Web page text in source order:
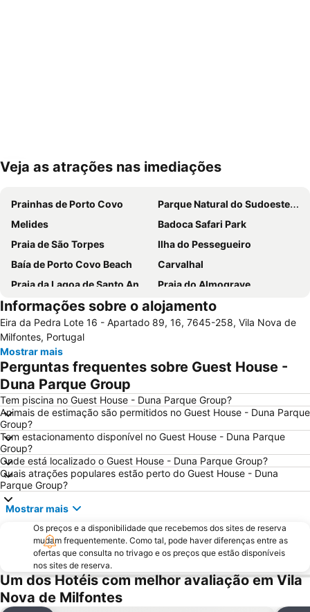
Ampliar mapa
Veja as atrações nas imediações
Prainhas de Porto Covo
Parque Natural do Sudoeste Alentejano e Costa Vicentina
Melides
Badoca Safari Park
Praia de São Torpes
Ilha do Pessegueiro
Baía de Porto Covo Beach
Carvalhal
Praia da Lagoa de Santo André
Praia do Almograve
Praia da Zambujeira do Mar
Praia de Odeceixe
Praia da Arrifana
Costa de Santo André Beach
Baiona Beach
Praia das Furnas
Ilha do Pessegueiro Beach
da Samoqueira
Cascatas de Vila Nova de Milfontes
Jardim Publico de Porto Covo
do Malhão
Skate Park
Moinho de Vento da Longueira
Vasco da Gama
Porto das Carretas
Mina de Ciência - Centro de Ciência Viva do Lousal
Cabo Sardão
Fonte do Cortiço Beach
Cavaleiro Beach
Forte de São Clemente - Milfontes
Dos Buizinhos
de Amoreira
Alteirinhos
do Farol
Igreja Matriz de Santiago do Cacém
Informações sobre o alojamento
Eira da Pedra Lote 16 - Apartado 89, 16, 7645-258, Vila Nova de
Milfontes, Portugal
Mostrar mais
Perguntas frequentes sobre Guest House -
Duna Parque Group
Tem piscina no Guest House - Duna Parque Group?
Animais de estimação são permitidos no Guest House - Duna Parque
Group?
Tem estacionamento disponível no Guest House - Duna Parque
Group?
Onde está localizado o Guest House - Duna Parque Group?
Quais atrações populares estão perto do Guest House - Duna
Parque Group?
Mostrar mais
Os preços e a disponibilidade que recebemos dos sites de reserva
mudam frequentemente. Como tal, pode haver diferenças entre as
ofertas que consulta no trivago e os preços que estão disponíveis
nos sites de reserva.
Um dos Hotéis com melhor avaliação em Vila
Nova de Milfontes